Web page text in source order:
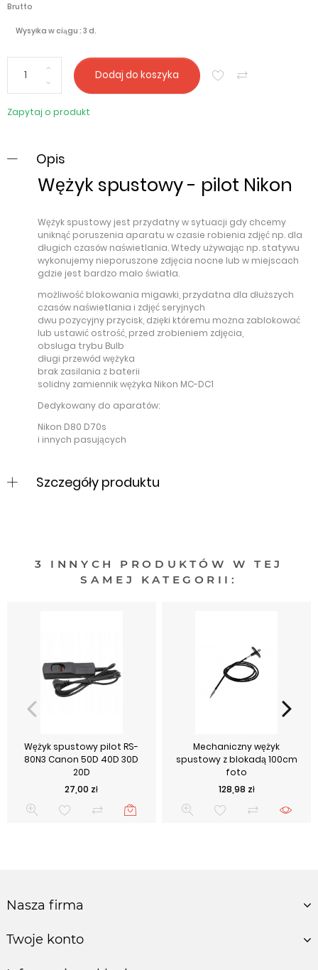
Brutto
Wysyłka w ciągu : 3 d.
Dodaj do koszyka
Zapytaj o produkt
Opis
Wężyk spustowy - pilot Nikon
Wężyk spustowy jest przydatny w sytuacji gdy chcemy
uniknąć poruszenia aparatu w czasie robienia zdjęć np. dla
długich czasów naświetlania. Wtedy używając np. statywu
wykonujemy nieporuszone zdjęcia nocne lub w miejscach
gdzie jest bardzo mało światła.
możliwość blokowania migawki, przydatna dla dłuższych
czasów naświetlania i zdjęć seryjnych
dwu pozycyjny przycisk, dzięki któremu można zablokować
lub ustawić ostrość, przed zrobieniem zdjęcia,
obsługa trybu Bulb
długi przewód wężyka
brak zasilania z baterii
solidny zamiennik wężyka Nikon MC-DC1
Dedykowany do aparatów:
Nikon D80 D70s
i innych pasujących
Szczegóły produktu
3 INNYCH PRODUKTÓW W TEJ
SAMEJ KATEGORII:
Wężyk spustowy pilot RS-
80N3 Canon 50D 40D 30D
20D
Cena
27,00 zł
Mechaniczny wężyk
spustowy z blokadą 100cm
foto
Cena
128,98 zł
Nasza firma
Twoje konto